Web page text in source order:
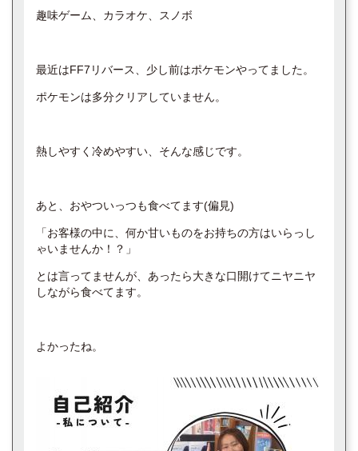
趣味ゲーム、カラオケ、スノボ
最近はFF7リバース、少し前はポケモンやってました。
ポケモンは多分クリアしていません。
熱しやすく冷めやすい、そんな感じです。
あと、おやついっつも食べてます(偏見)
「お客様の中に、何か甘いものをお持ちの方はいらっし
ゃいませんか！？」
とは言ってませんが、あったら大きな口開けてニヤニヤ
しながら食べてます。
よかったね。